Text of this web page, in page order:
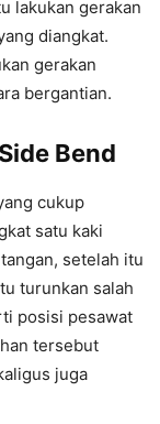
lakukan gerakan
diangkat.
gerakan
bergantian.
Bend
cukup
satu kaki
setelah itu
turunkan salah
posisi pesawat
tersebut
juga